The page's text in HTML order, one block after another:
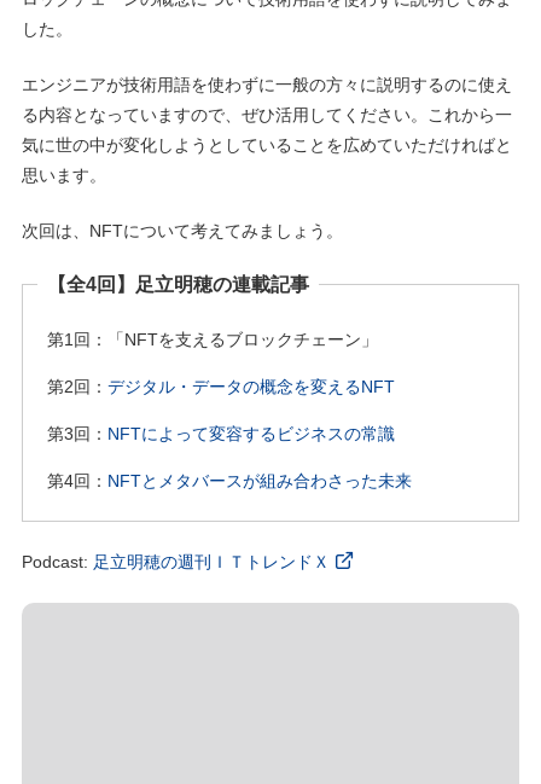
した。
エンジニアが技術用語を使わずに一般の方々に説明するのに使え
る内容となっていますので、ぜひ活用してください。これから一
気に世の中が変化しようとしていることを広めていただければと
思います。
次回は、NFTについて考えてみましょう。
【全4回】足立明穂の連載記事
第1回：「NFTを支えるブロックチェーン」
第2回： デジタル・データの概念を変えるNFT
第3回： NFTによって変容するビジネスの常識
第4回： NFTとメタバースが組み合わさった未来
Podcast: 足立明穂の週刊ＩＴトレンドＸ